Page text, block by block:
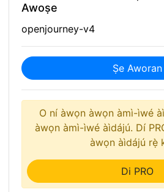
Awoṣe
openjourney-v4
Ṣe Aworan
O ní àwọn àwọn àmì-ìwé
àwọn àmì-ìwé àìdájú. Dí
àwọn àìdájú rẹ̀
Di PRO